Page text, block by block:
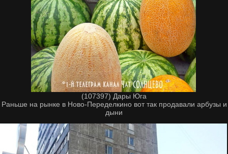
(107397) Дары Юга
Раньше на рынке в Ново-Переделкино вот так продавали арбузы и
дыни